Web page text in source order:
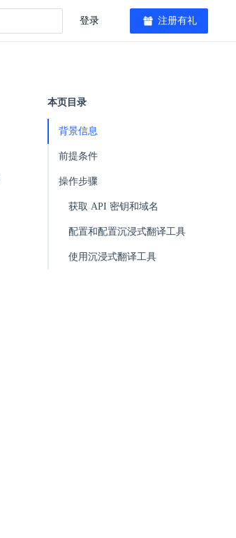
登录 注册有礼
本页目录
背景信息
前提条件
操作步骤
获取 API 密钥和域名
配置和配置沉浸式翻译工具
使用沉浸式翻译工具